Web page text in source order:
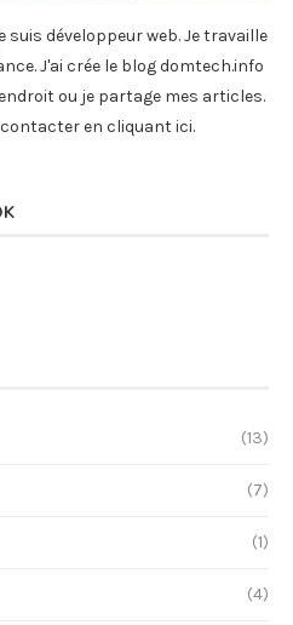
suis développeur web. Je travaille
J'ai crée le blog domtech.info
ou je partage mes articles.
en cliquant ici.
(13)
(7)
(1)
(4)